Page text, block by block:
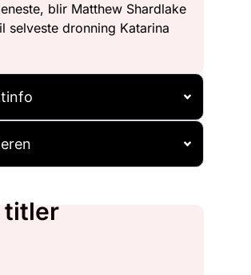
blir Matthew Shardlake
selveste dronning Katarina
titler